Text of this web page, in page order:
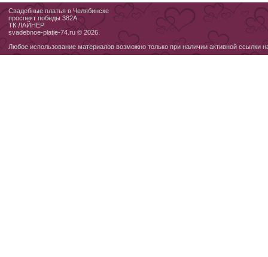
Свадебные платья в Челябинске
проспект победы 382А
ТК ЛАЙНЕР
svadebnoe-platie-74.ru © 2026.
Любое использование материалов возможно только при наличии активной ссылки